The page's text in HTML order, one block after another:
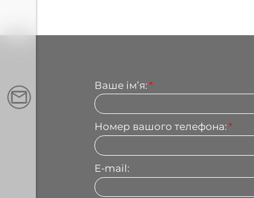
Ваше імʼя:*
Номер вашого телефона:*
E-mail: